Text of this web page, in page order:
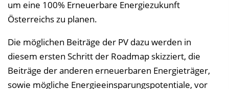
um eine 100% Erneuerbare Energiezukunft
Österreichs zu planen.
Die möglichen Beiträge der PV dazu werden in
diesem ersten Schritt der Roadmap skizziert, die
Beiträge der anderen erneuerbaren Energieträger,
sowie mögliche Energieeinsparungspotentiale, vor